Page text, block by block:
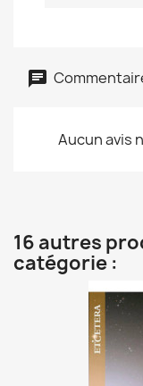
Aucun avis
16 autres
catégorie :